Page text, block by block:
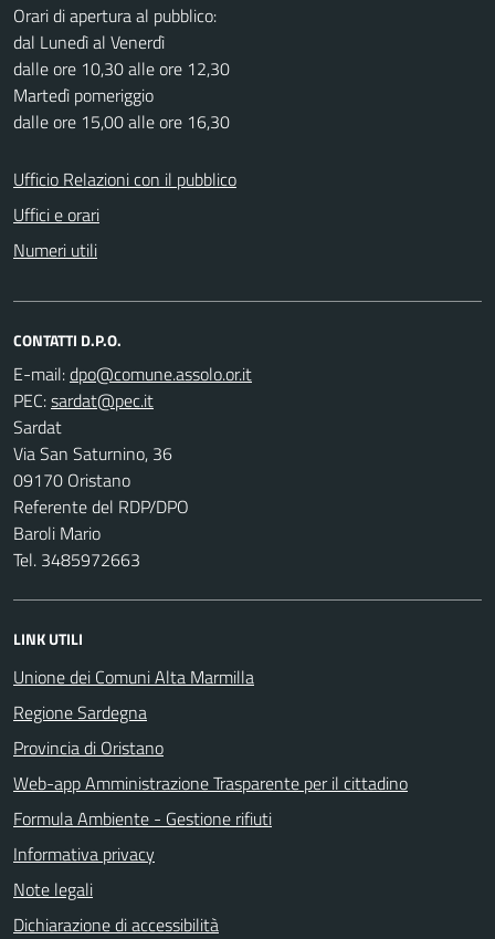
Orari di apertura al pubblico:
dal Lunedì al Venerdì
dalle ore 10,30 alle ore 12,30
Martedì pomeriggio
dalle ore 15,00 alle ore 16,30
Ufficio Relazioni con il pubblico
Uffici e orari
Numeri utili
CONTATTI D.P.O.
E-mail:
PEC:
Sardat
Via San Saturnino, 36
09170 Oristano
Referente del RDP/DPO
Baroli Mario
Tel. 3485972663
LINK UTILI
Unione dei Comuni Alta Marmilla
Regione Sardegna
Provincia di Oristano
Web-app Amministrazione Trasparente per il cittadino
Formula Ambiente - Gestione rifiuti
Informativa privacy
Note legali
Dichiarazione di accessibilità